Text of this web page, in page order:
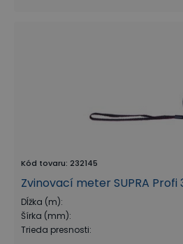
Kód tovaru: 232145
Zvinovací meter SUPRA Profi
Dĺžka (m):
Šírka (mm):
Trieda presnosti: